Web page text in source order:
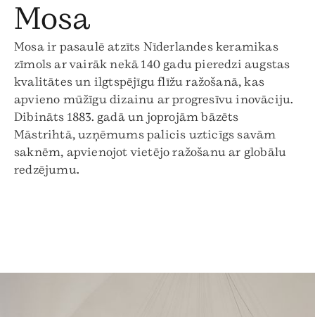
Mosa
Mosa ir pasaulē atzīts Nīderlandes keramikas
zīmols ar vairāk nekā 140 gadu pieredzi augstas
kvalitātes un ilgtspējīgu flīžu ražošanā, kas
apvieno mūžīgu dizainu ar progresīvu inovāciju.
Dibināts 1883. gadā un joprojām bāzēts
Māstrihtā, uzņēmums palicis uzticīgs savām
saknēm, apvienojot vietējo ražošanu ar globālu
redzējumu.